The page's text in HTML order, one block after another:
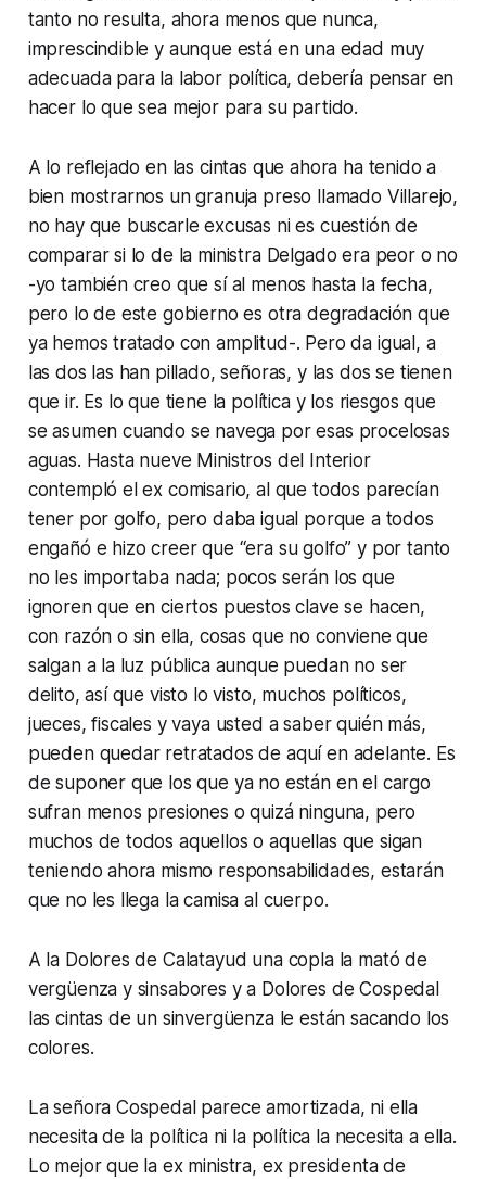
tanto no resulta, ahora menos que nunca,
imprescindible y aunque está en una edad muy
adecuada para la labor política, debería pensar en
hacer lo que sea mejor para su partido.
A lo reflejado en las cintas que ahora ha tenido a
bien mostrarnos un granuja preso llamado Villarejo,
no hay que buscarle excusas ni es cuestión de
comparar si lo de la ministra Delgado era peor o no
-yo también creo que sí al menos hasta la fecha,
pero lo de este gobierno es otra degradación que
ya hemos tratado con amplitud-. Pero da igual, a
las dos las han pillado, señoras, y las dos se tienen
que ir. Es lo que tiene la política y los riesgos que
se asumen cuando se navega por esas procelosas
aguas. Hasta nueve Ministros del Interior
contempló el ex comisario, al que todos parecían
tener por golfo, pero daba igual porque a todos
engañó e hizo creer que “era su golfo” y por tanto
no les importaba nada; pocos serán los que
ignoren que en ciertos puestos clave se hacen,
con razón o sin ella, cosas que no conviene que
salgan a la luz pública aunque puedan no ser
delito, así que visto lo visto, muchos políticos,
jueces, fiscales y vaya usted a saber quién más,
pueden quedar retratados de aquí en adelante. Es
de suponer que los que ya no están en el cargo
sufran menos presiones o quizá ninguna, pero
muchos de todos aquellos o aquellas que sigan
teniendo ahora mismo responsabilidades, estarán
que no les llega la camisa al cuerpo.
A la Dolores de Calatayud una copla la mató de
vergüenza y sinsabores y a Dolores de Cospedal
las cintas de un sinvergüenza le están sacando los
colores.
La señora Cospedal parece amortizada, ni ella
necesita de la política ni la política la necesita a ella.
Lo mejor que la ex ministra, ex presidenta de